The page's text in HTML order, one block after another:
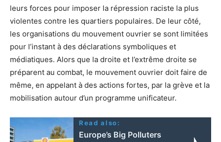
leurs forces pour imposer la répression raciste la plus
violentes contre les quartiers populaires. De leur côté,
les organisations du mouvement ouvrier se sont limitées
pour l’instant à des déclarations symboliques et
médiatiques. Alors que la droite et l’extrême droite se
préparent au combat, le mouvement ouvrier doit faire de
même, en appelant à des actions fortes, par la grève et la
mobilisation autour d’un programme unificateur.
Read also:
Europe’s Big Polluters